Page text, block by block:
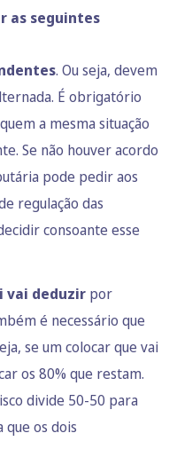
as seguintes
. Ou seja, devem
É obrigatório
a mesma situação
Se não houver acordo
pode pedir aos
regulação das
consoante esse
vai deduzir por
é necessário que
se um colocar que vai
os 80% que restam.
divide 50-50 para
os dois